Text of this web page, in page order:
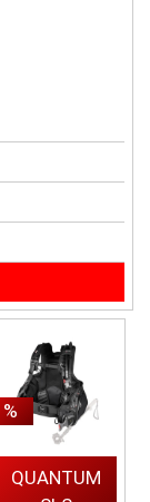
%
QUANTUM